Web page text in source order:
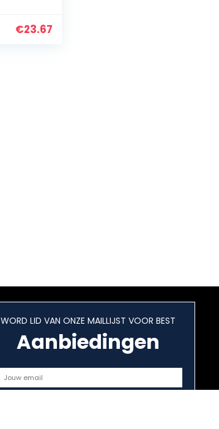
€23.67
WORD LID VAN ONZE MAILLIJST VOOR BEST
Aanbiedingen